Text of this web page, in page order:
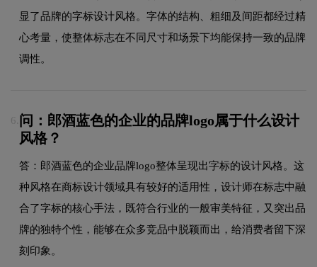
显了品牌的字标设计风格。字体的结构、粗细及间距都经过精
心考量，使整体标志在不同尺寸和场景下均能保持一致的品牌
调性。
6. 问：郎酒蓝色的企业的品牌logo属于什么设计
风格？
答：郎酒蓝色的企业品牌logo整体呈现出字标的设计风格。这
种风格在商标设计领域具有较好的适用性，设计师在标志中融
合了字标的核心手法，既符合行业的一般审美特征，又突出品
牌的独特个性，能够在众多竞品中脱颖而出，给消费者留下深
刻印象。